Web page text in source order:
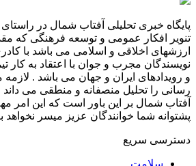
پایگاه خبری تحلیلی آفتاب شمال در
تنویر افکار عمومی و توسعه فرهنگی که
ارزشهای اخلاقی و اسلامی می باشد با
نویسندگان مجرب و جوان با اعتقاد به کار
و رویدادهای ایران و جهان می باشد .
رسانی را تحلیل منصفانه و منطقی می داند
آفتاب شمال بر این باور است که این امر
پشتوانه شما خوانندگان عزیز میسر نخواهد
دسترسی سریع
سلامت